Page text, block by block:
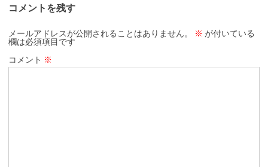
コメントを残す
メールアドレスが公開されることはありません。 ※ が付いている
欄は必須項目です
コメント ※